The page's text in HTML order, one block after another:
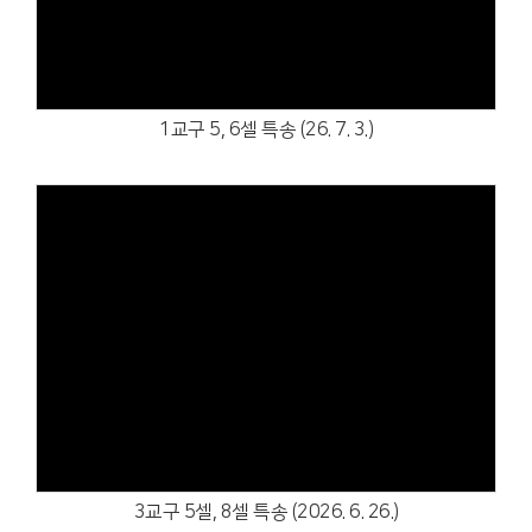
1교구 5, 6셀 특송 (26. 7. 3.)
3교구 5셀, 8셀 특송 (2026. 6. 26.)